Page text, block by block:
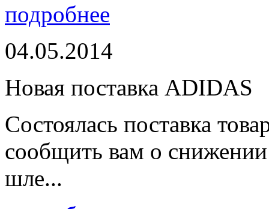
подробнее
04.05.2014
Новая поставка ADIDAS
Состоялась поставка
сообщить вам о
шле...